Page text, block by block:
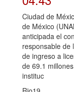
Ciudad de
de México
anticipada el
responsable de
de ingreso a
de 69.1
instituc